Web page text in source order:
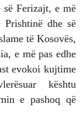
Ferizajt, e më
Prishtinë dhe së
të Kosovës,
e më pas edhe
evokoi kujtime
kështu
e pashoq që